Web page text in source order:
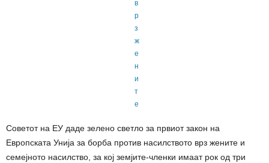
Советот на ЕУ даде зелено светло за првиот закон на
Европската Унија за борба против насилството врз жените и
семејното насилство, за кој земјите-членки имаат рок од три